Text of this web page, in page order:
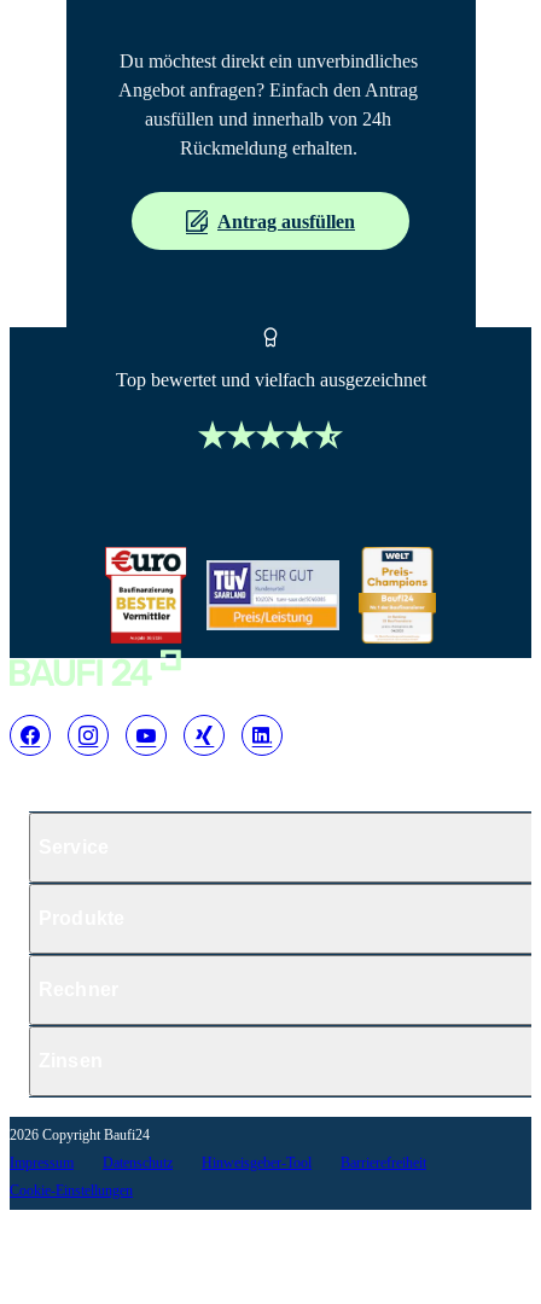
Du möchtest direkt ein unverbindliches
Angebot anfragen? Einfach den Antrag
ausfüllen und innerhalb von 24h
Rückmeldung erhalten.
Antrag ausfüllen
Top bewertet und vielfach ausgezeichnet
2026 Copyright Baufi24
Impressum
Datenschutz Hinweisgeber-Tool
Barrierefreiheit
Cookie-Einstellungen